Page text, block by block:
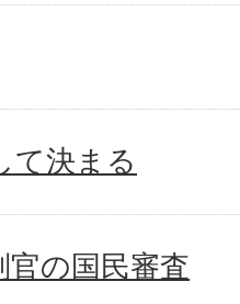
て決まる
官の国民審査